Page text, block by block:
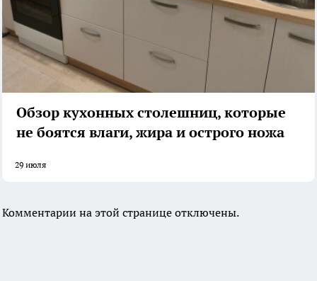
Обзор кухонных столешниц, которые
не боятся влаги, жира и острого ножа
29 июля
Комментарии на этой странице отключены.